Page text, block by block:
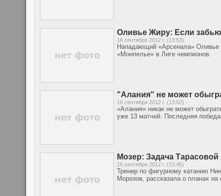
Оливье Жиру: Если
16 сентября 2012 г. (13:53)
Нападающий «Арсенала» Оливье
«Монпелье» в Лиге чемпионов.
"Алания" не может
16 сентября 2012 г. (13:52)
«Алания» никак не может
уже 13 матчей. Последняя
Мозер: Задача
16 сентября 2012 г. (13:45)
Тренер по фигурному катанию
Морозов, рассказала о планах на